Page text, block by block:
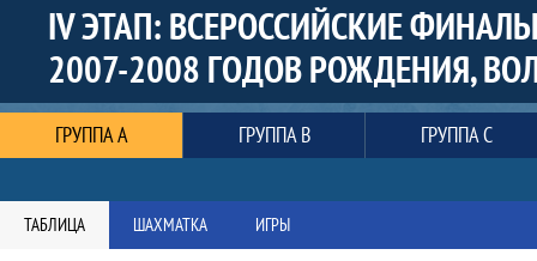
IV ЭТАП: ВСЕРОССИЙСКИЕ
2007-2008 ГОДОВ РОЖДЕНИЯ,
ТаблицаГРУППА A ГРУППА B ГРУППА C
ТАБЛИЦА ШАХМАТКА ИГРЫ